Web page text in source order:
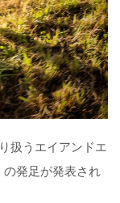
扱うエイアンドエ
発足が発表され